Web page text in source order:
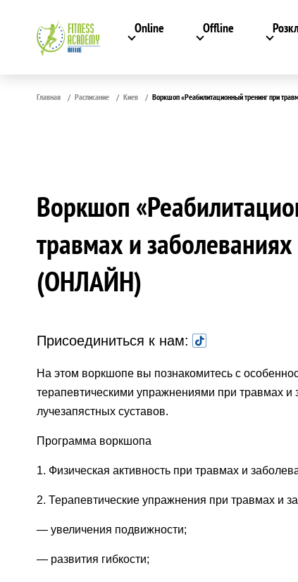
Online Offline
Главная Расписание Киев Воркшоп «Реабилитационный тренинг при
Воркшоп
травмах и
(ОНЛАЙН)
Присоединиться к нам:
На этом воркшопе вы познакомитесь с
терапевтическими упражнениями при травмах и
лучезапястных суставов.
Программа воркшопа
1. Физическая активность при травмах и
2. Терапевтические упражнения при травмах и
— увеличения подвижности;
— развития гибкости;